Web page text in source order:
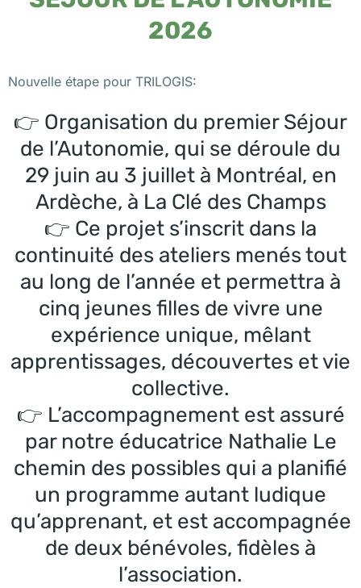
2026
Nouvelle étape pour TRILOGIS:
👉 Organisation du premier Séjour
de l’Autonomie, qui se déroule du
29 juin au 3 juillet à Montréal, en
Ardèche, à La Clé des Champs
👉 Ce projet s’inscrit dans la
continuité des ateliers menés tout
au long de l’année et permettra à
cinq jeunes filles de vivre une
expérience unique, mêlant
apprentissages, découvertes et vie
collective.
👉 L’accompagnement est assuré
par notre éducatrice Nathalie Le
chemin des possibles qui a planifié
un programme autant ludique
qu’apprenant, et est accompagnée
de deux bénévoles, fidèles à
l’association.